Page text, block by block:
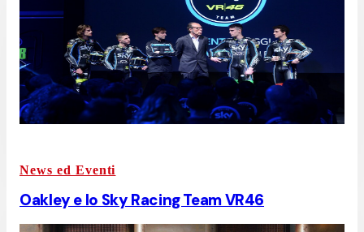
News ed Eventi
Oakley e lo Sky Racing Team VR46